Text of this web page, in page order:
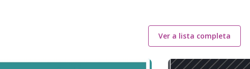
Ver a lista completa